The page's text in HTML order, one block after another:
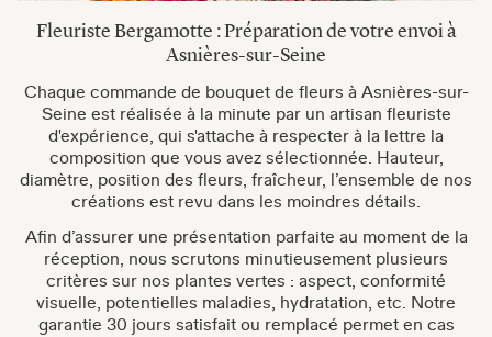
Fleuriste Bergamotte : Préparation de votre envoi à
Asnières-sur-Seine
Chaque commande de bouquet de fleurs à Asnières-sur-
Seine est réalisée à la minute par un artisan fleuriste
d'expérience, qui s'attache à respecter à la lettre la
composition que vous avez sélectionnée. Hauteur,
diamètre, position des fleurs, fraîcheur, l’ensemble de nos
créations est revu dans les moindres détails.
Afin d’assurer une présentation parfaite au moment de la
réception, nous scrutons minutieusement plusieurs
critères sur nos plantes vertes : aspect, conformité
visuelle, potentielles maladies, hydratation, etc. Notre
garantie 30 jours satisfait ou remplacé permet en cas